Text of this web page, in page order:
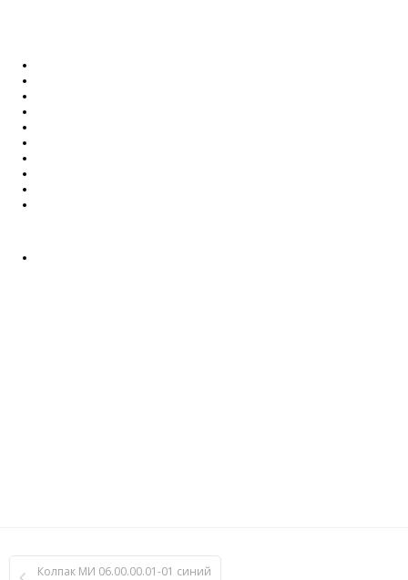
Колпак МИ 06.00.00.01-01 синий